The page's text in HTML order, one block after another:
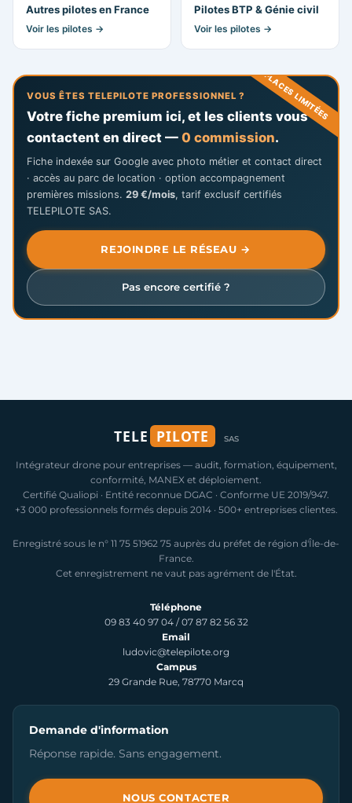
Autres pilotes en France
Voir les pilotes →
Pilotes BTP & Génie civil
Voir les pilotes →
PLACES LIMITÉES
VOUS ÊTES TELEPILOTE PROFESSIONNEL ?
Votre fiche premium ici, et les clients vous
contactent en direct — 0 commission.
Fiche indexée sur Google avec photo métier et contact direct
· accès au parc de location · option accompagnement
premières missions. 29 €/mois, tarif exclusif certifiés
TELEPILOTE SAS.
REJOINDRE LE RÉSEAU →
Pas encore certifié ?
TELE PILOTE SAS
Intégrateur drone pour entreprises — audit, formation, équipement,
conformité, MANEX et déploiement.
Certifié Qualiopi · Entité reconnue DGAC · Conforme UE 2019/947.
+3 000 professionnels formés depuis 2014 · 500+ entreprises clientes.
Enregistré sous le n° 11 75 51962 75 auprès du préfet de région d'Île-de-
France.
Cet enregistrement ne vaut pas agrément de l'État.
Téléphone
09 83 40 97 04 /07 87 82 56 32
Email
ludovic@telepilote.org
Campus
29 Grande Rue, 78770 Marcq
Demande d'information
Réponse rapide. Sans engagement.
NOUS CONTACTER